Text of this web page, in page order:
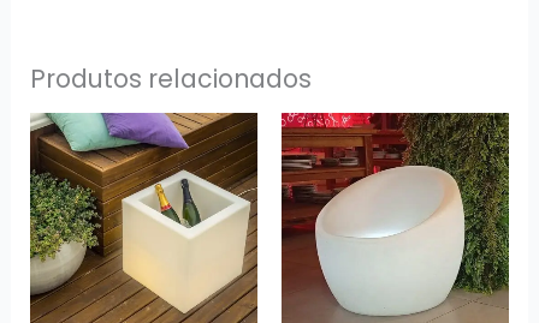
Produtos relacionados